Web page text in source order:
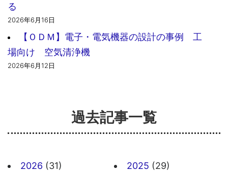
る
2026年6月16日
【ＯＤＭ】電子・電気機器の設計の事例 工
場向け 空気清浄機
2026年6月12日
過去記事一覧
2026 (31) 2025 (29)